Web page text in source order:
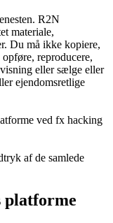
R2N
materiale,
Du må ikke kopiere,
reproducere,
eller sælge eller
ejendomsretlige
ved fx hacking
af de samlede
platforme